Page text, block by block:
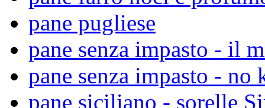
pane pugliese
pane senza impasto - il
pane senza impasto - no
pane siciliano - sorelle